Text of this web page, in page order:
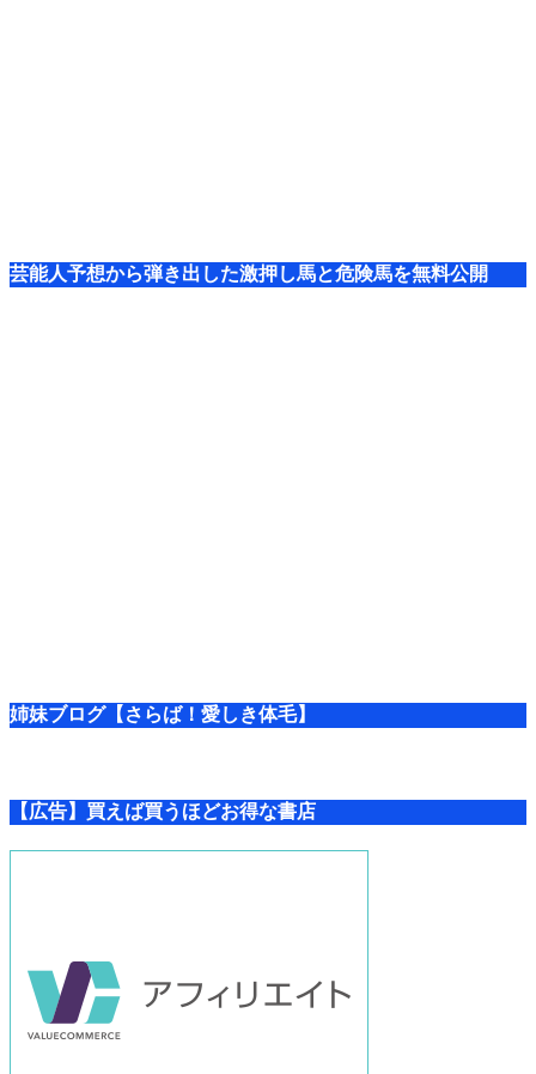
芸能人予想から弾き出した激押し馬と危険馬を無料公開
姉妹ブログ【さらば！愛しき体毛】
【広告】買えば買うほどお得な書店